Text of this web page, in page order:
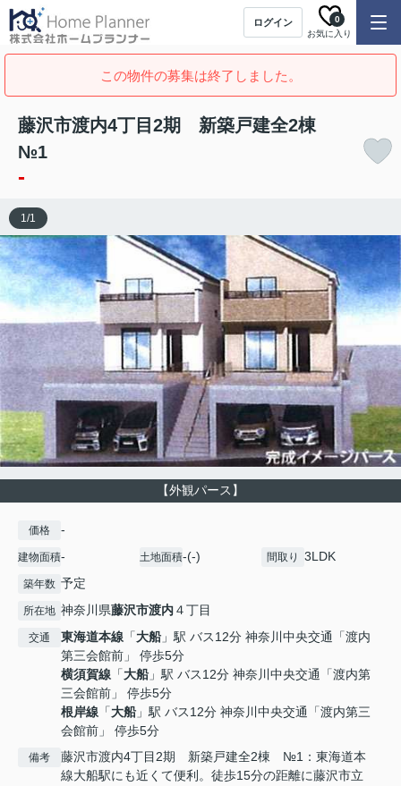
ログイン
お気に入り
0
この物件の募集は終了しました。
藤沢市渡内4丁目2期 新築戸建全2棟
№1
-
【外観パース】
1/1
価格 -
建物面積- 土地面積-(-) 間取り 3LDK
築年数 予定
所在地 神奈川県藤沢市渡内４丁目
交通 東海道本線 「大船」駅 バス12分 神奈川中央交通「渡内
第三会館前」 停歩5分
横須賀線 「大船」駅 バス12分 神奈川中央交通「渡内第
三会館前」 停歩5分
根岸線 「大船」駅 バス12分 神奈川中央交通「渡内第三
会館前」 停歩5分
備考
藤沢市渡内4丁目2期 新築戸建全2棟 №1：東海道本
線大船駅にも近くて便利。徒歩15分の距離に藤沢市立